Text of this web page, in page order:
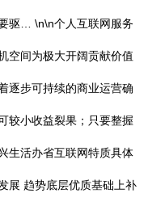
驱… \n\n个人互联网服务
空间为极大开阔贡献价值
逐步可持续的商业运营确
较小收益裂果；只要整握
生活办省互联网特质具体
展 趋势底层优质基础上补